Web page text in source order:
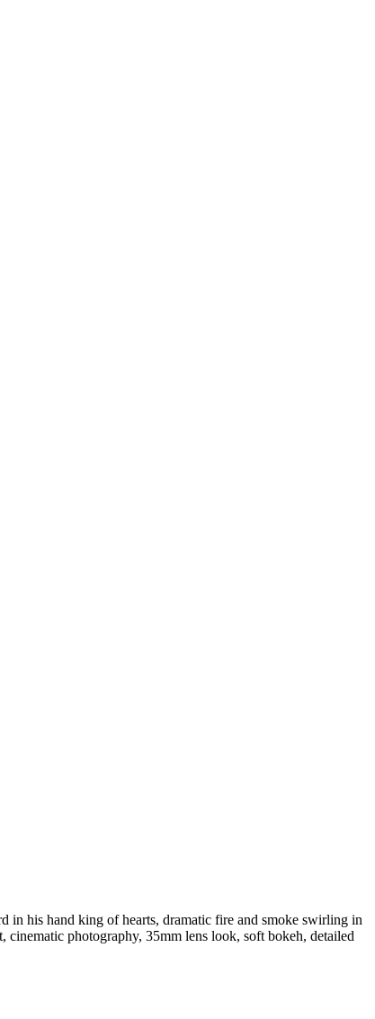
in his hand king of hearts, dramatic fire and smoke swirling in
photography, 35mm lens look, soft bokeh, detailed